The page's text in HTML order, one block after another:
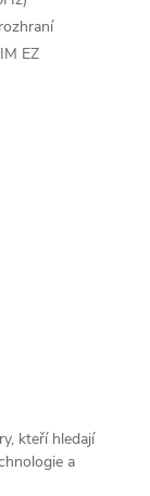
EZ
kteří hledají
a